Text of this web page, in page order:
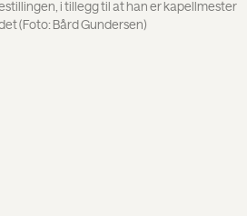
i tillegg til at han er kapellmester
(Foto: Bård Gundersen)